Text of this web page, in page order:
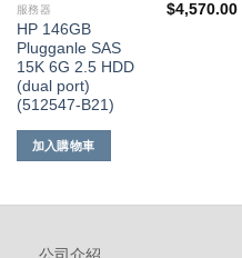
服務器
HP 146GB
Plugganle SAS
15K 6G 2.5 HDD
(dual port)
(512547-B21)
$4,570.00
加入購物車